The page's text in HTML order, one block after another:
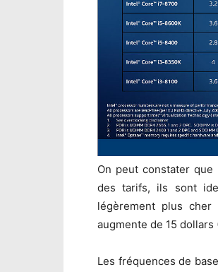
On peut constater
des tarifs, ils sont
légèrement plus
augmente de 15
Les fréquences de